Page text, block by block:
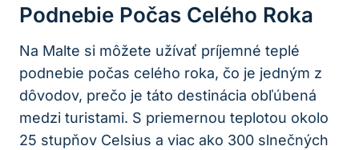
Podnebie Počas Celého Roka
Na Malte si môžete užívať príjemné teplé
podnebie počas celého roka, čo je jedným z
dôvodov, prečo je táto destinácia obľúbená
medzi turistami. S priemernou teplotou okolo
25 stupňov Celsius a viac ako 300 slnečných